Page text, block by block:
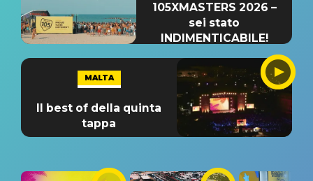
105XMASTERS 2026 –
sei stato
INDIMENTICABILE!
MALTA
Il best of della quinta
tappa